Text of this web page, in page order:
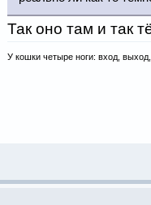
Так оно там и так
У кошки четыре ноги: вход,